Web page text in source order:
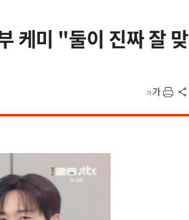
케미 "둘이 진짜 잘 맞